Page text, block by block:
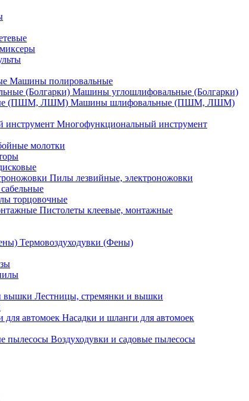
Машины полировальные
Машины углошлифовальные (Болгарки)
Машины шлифовальные (ПШМ, ЛШМ)
Многофункциональный инструмент
молотки
Пилы лезвийные, электроножовки
торцовочные
Пистолеты клеевые, монтажные
Термовоздуходувки (Фены)
Лестницы, стремянки и вышки
Насадки и шланги для автомоек
Воздуходувки и садовые пылесосы